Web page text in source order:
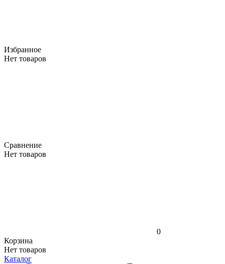
Избранное
Нет товаров
Сравнение
Нет товаров
0
Корзина
Нет товаров
Каталог